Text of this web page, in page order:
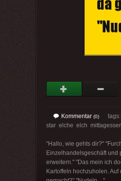
Kommentar (0)
star elche elch
"Hallo, wie gehts dir?"
Einzelhandelsgeschäft und
erweitern." "Das mein ich
Kartoffeln hochzuholen.